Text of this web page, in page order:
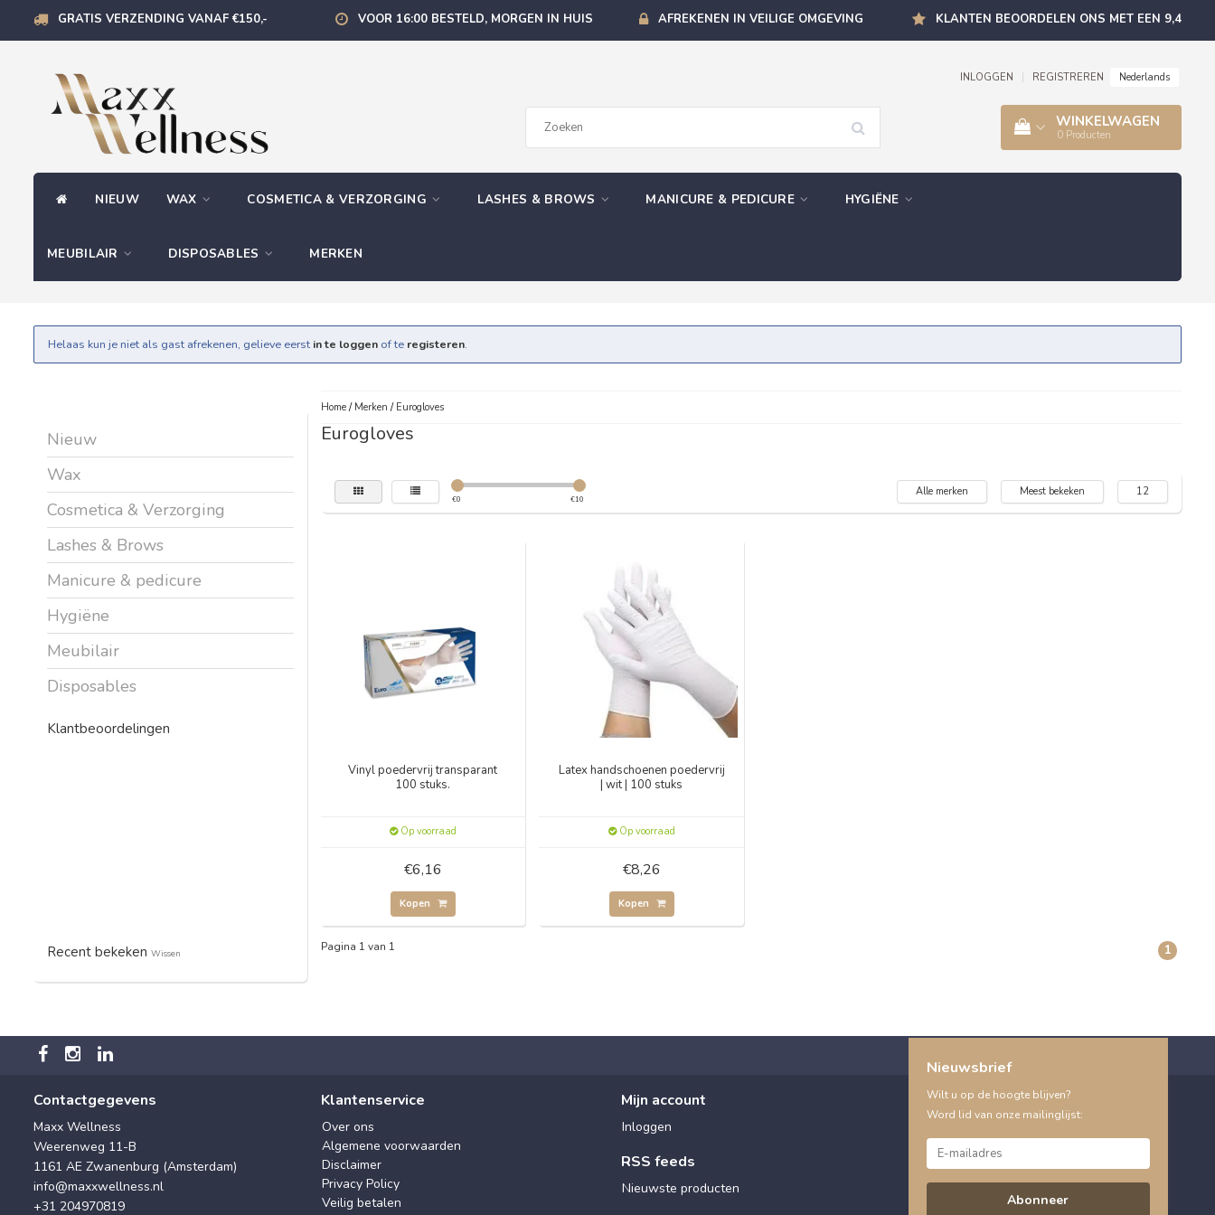
GRATIS VERZENDING VANAF €150,- VOOR 16:00 BESTELD, MORGEN IN HUIS AFREKENEN IN VEILIGE OMGEVING KLANTEN BEOORDELEN ONS MET EEN 9,4
INLOGGEN REGISTREREN Nederlands
WINKELWAGEN
0 Producten
NIEUW WAX COSMETICA & VERZORGING LASHES & BROWS MANICURE & PEDICURE HYGIËNE
MEUBILAIR DISPOSABLES MERKEN
Helaas kun je niet als gast afrekenen, gelieve eerst in te loggen of te registeren.
Nieuw
Wax
Cosmetica & Verzorging
Lashes & Brows
Manicure & pedicure
Hygiëne
Meubilair
Disposables
Klantbeoordelingen
Recent bekeken Wissen
Home/ Merken / Eurogloves
Eurogloves
€0 €10
Alle merken Meest bekeken 12
Vinyl poedervrij transparant
100 stuks.
Op voorraad
€6,16
Kopen
Latex handschoenen poedervrij
| wit | 100 stuks
Op voorraad
€8,26
Kopen
Pagina 1 van 1 1
Contactgegevens
Maxx Wellness
Weerenweg 11-B
1161 AE Zwanenburg (Amsterdam)
info@maxxwellness.nl
+31 204970819
Klantenservice
Over ons
Algemene voorwaarden
Disclaimer
Privacy Policy
Veilig betalen
Mijn account
Inloggen
RSS feeds
Nieuwste producten
Nieuwsbrief
Wilt u op de hoogte blijven?
Word lid van onze mailinglijst:
Abonneer